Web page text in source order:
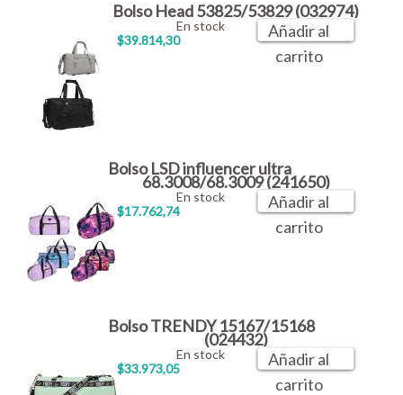
Bolso Head 53825/53829 (032974)
$39.814,30
En stock
Añadir al
carrito
Bolso LSD influencer ultra
68.3008/68.3009 (241650)
$17.762,74
En stock
Añadir al
carrito
Bolso TRENDY 15167/15168
(024432)
$33.973,05
En stock
Añadir al
carrito